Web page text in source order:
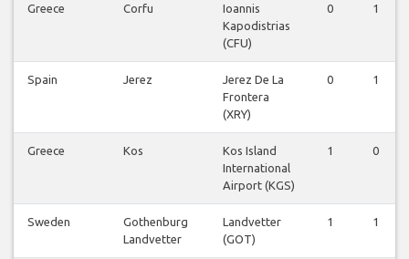
Greece Corfu
Ioannis
Kapodistrias
(CFU)
0 1
Spain Jerez
Jerez De La
Frontera
(XRY)
0 1
Greece Kos
Kos Island
International
Airport (KGS)
1 0
Sweden
Gothenburg
Landvetter
Landvetter
(GOT)
1 1